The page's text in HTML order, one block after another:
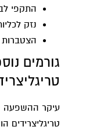
התקפי
נזק
גורמים
עיקר ההשפעה
טריגליצרידים